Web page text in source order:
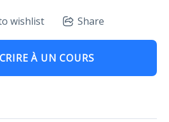
wishlist Share
À UN COURS